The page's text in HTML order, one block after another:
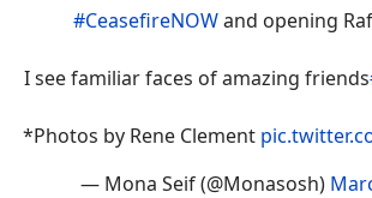
#CeasefireNOWand opening
I see familiar faces of amazing friends
*Photos by Rene Clement
— Mona Seif (@Monasosh)